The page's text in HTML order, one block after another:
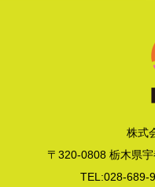
株式
〒320-0808 栃木県
TEL:028-689-